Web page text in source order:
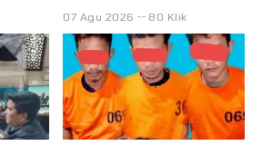
07 Agu 2026 80 Klik